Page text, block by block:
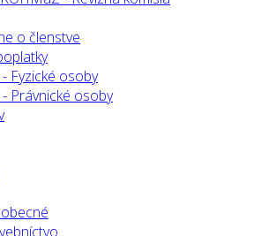
o členstve
Fyzické osoby
- Právnické osoby